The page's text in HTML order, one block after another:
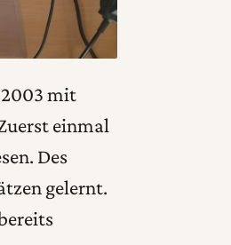
2003 mit
einmal
Des
gelernt.